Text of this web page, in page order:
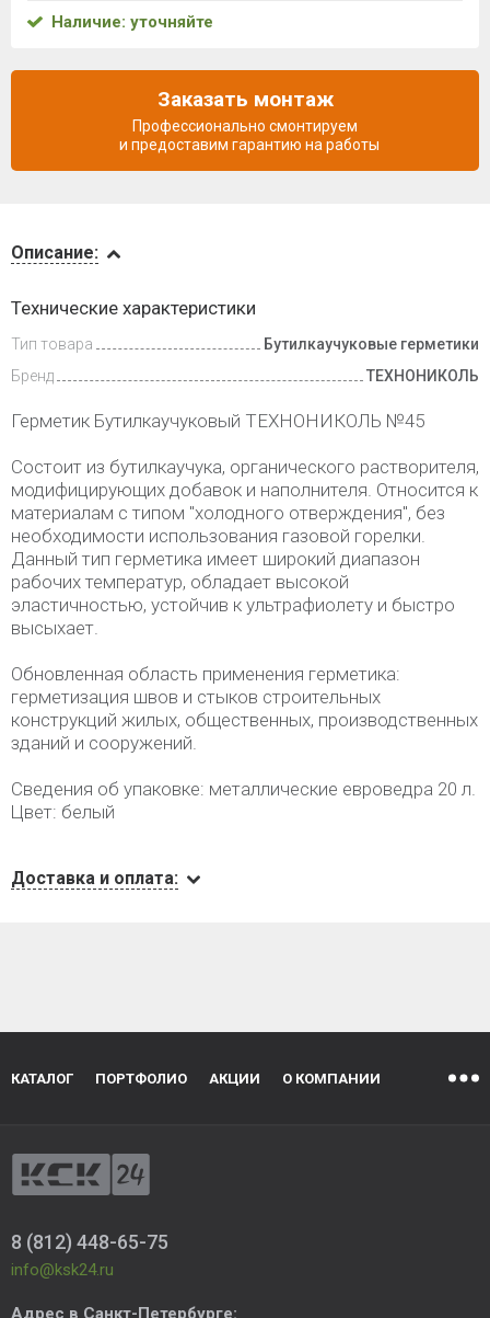
и оплата
Описание:
Технические характеристики
Тип товара
Бутилкаучуковые герметики
Бренд
ТЕХНОНИКОЛЬ
Герметик Бутилкаучуковый ТЕХНОНИКОЛЬ №45
Состоит из бутилкаучука, органического растворителя,
модифицирующих добавок и наполнителя. Относится к
материалам с типом "холодного отверждения", без
необходимости использования газовой горелки.
Данный тип герметика имеет широкий диапазон
рабочих температур, обладает высокой
эластичностью, устойчив к ультрафиолету и быстро
высыхает.
Обновленная область применения герметика:
герметизация швов и стыков строительных
конструкций жилых, общественных, производственных
зданий и сооружений.
Сведения об упаковке: металлические евроведра 20 л.
Цвет: белый
Доставка и оплата:
Наличие: уточняйте
Заказать монтаж
Профессионально смонтируем
и предоставим гарантию на работы
КАТАЛОГ ПОРТФОЛИО АКЦИИ О КОМПАНИИ
8 (812) 448-65-75
info@ksk24.ru
Адрес в Санкт-Петербурге: